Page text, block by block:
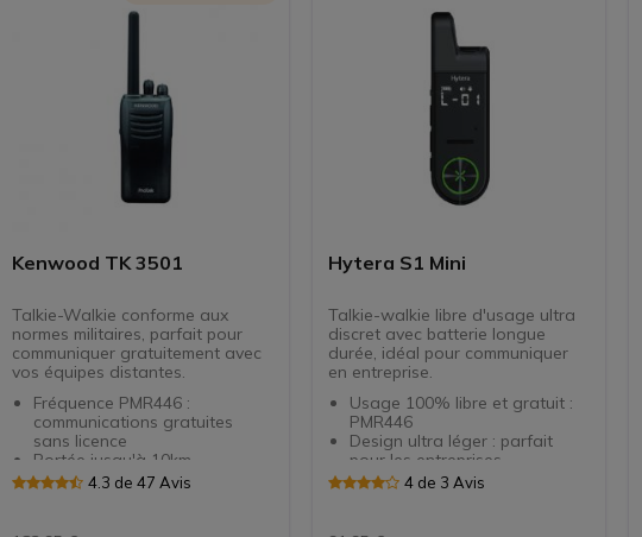
dragonnes et clips de ceinture
Kenwood TK 3501
Talkie-Walkie conforme aux
normes militaires, parfait pour
communiquer gratuitement avec
vos équipes distantes.
Fréquence PMR446 :
communications gratuites
sans licence
Portée jusqu'à 10km
16 canaux4.3 de 47 Avis
Hytera S1 Mini
Talkie-walkie libre d'usage ultra
discret avec batterie longue
durée, idéal pour communiquer
en entreprise.
Usage 100% libre et gratuit :
PMR446
Design ultra léger : parfait
pour les entreprises
Écran HD résistant à la saleté
4 de 3 Avis